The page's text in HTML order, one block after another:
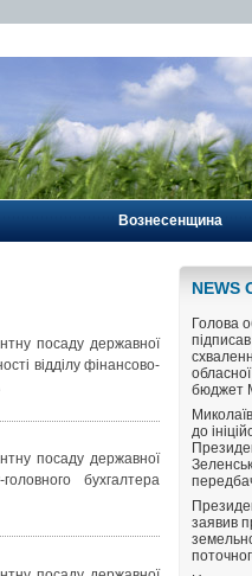
Вознесенщина
посаду державної
відділу фінансово-
посаду державної
бухгалтера
NEWS
Голова
бюджет
до
заявив